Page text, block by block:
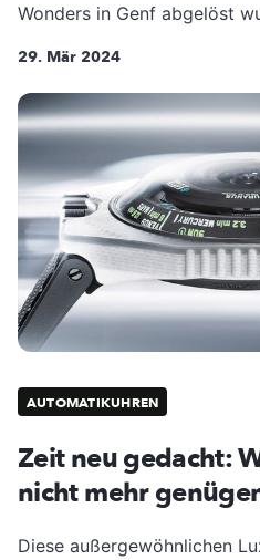
Wonders in Genf abgelöst
29. Mär 2024
AUTOMATIKUHREN
Zeit neu gedacht:
nicht mehr
Diese außergewöhnlichen